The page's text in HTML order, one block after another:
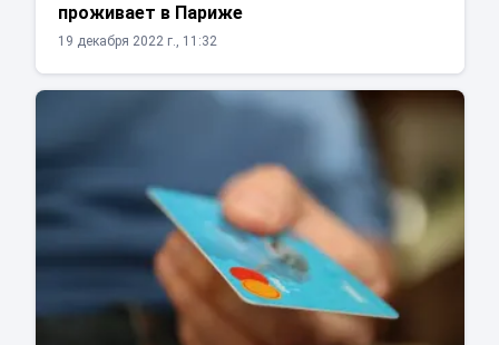
проживает в Париже
19 декабря 2022 г., 11:32